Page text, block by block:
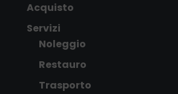
Acquisto
Servizi
Noleggio
Restauro
Trasporto